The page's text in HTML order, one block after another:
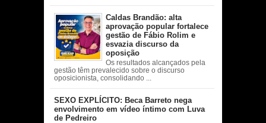
Caldas Brandão: alta
aprovação popular fortalece
gestão de Fábio Rolim e
esvazia discurso da
oposição
Os resultados alcançados pela
gestão têm prevalecido sobre o discurso
oposicionista, consolidando ...
SEXO EXPLÍCITO: Beca Barreto nega
envolvimento em vídeo íntimo com Luva
de Pedreiro